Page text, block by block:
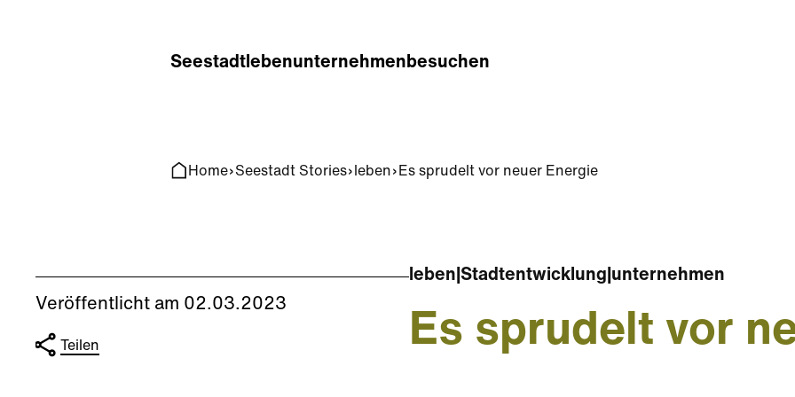
Seestadtlebenunternehmenbesuchen
Home Seestadt Stories leben Es sprudelt vor neuer Energie
Veröffentlicht am 02.03.2023
Teilen
leben |Stadtentwicklung unternehmen
Es sprudelt vor